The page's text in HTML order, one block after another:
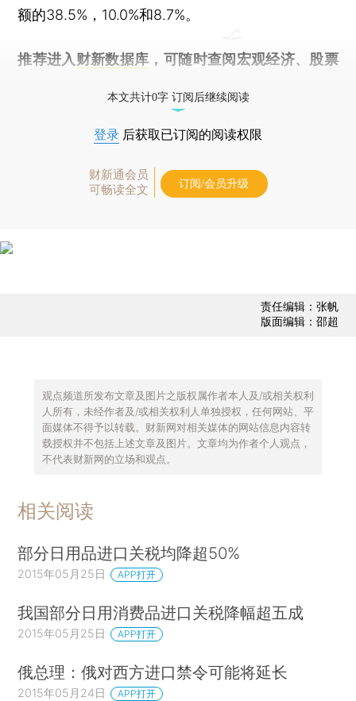
额的38.5%，10.0%和8.7%。
推荐进入 财新数据库 ，可随时查阅宏观经济、股票
本文共计0字 订阅后继续阅读
登录 后获取已订阅的阅读权限
财新通会员
可畅读全文
订阅/会员升级
责任编辑：张帆
版面编辑：邵超
观点频道所发布文章及图片之版权属作者本人及/或相关权利
人所有，未经作者及/或相关权利人单独授权，任何网站、平
面媒体不得予以转载。财新网对相关媒体的网站信息内容转
载授权并不包括上述文章及图片。文章均为作者个人观点，
不代表财新网的立场和观点。
相关阅读
部分日用品进口关税均降超50%
2015年05月25日 APP打开
我国部分日用消费品进口关税降幅超五成
2015年05月25日 APP打开
俄总理：俄对西方进口禁令可能将延长
2015年05月24日 APP打开